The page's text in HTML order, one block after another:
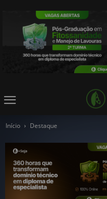
Início Destaque